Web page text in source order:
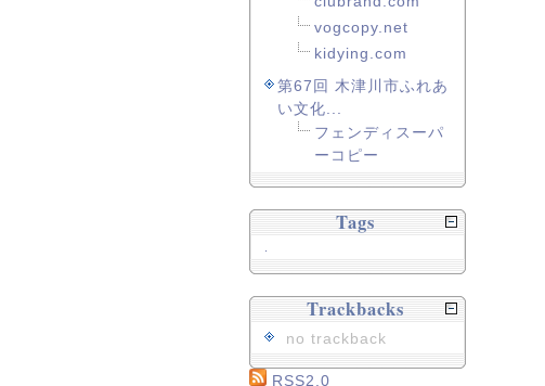
vogcopy.net
kidying.com
第67回 木津川市ふれあ
い文化...
フェンディスーパ
ーコピー
Tags
Trackbacks
no trackback
RSS2.0